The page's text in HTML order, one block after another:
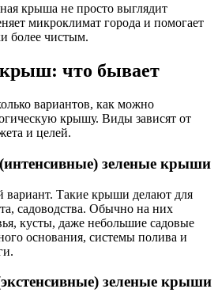
крыша не просто выглядит
микроклимат города и помогает
более чистым.
что бывает
вариантов, как можно
крышу. Виды зависят от
и целей.
зеленые крыши
Такие крыши делают для
садоводства. Обычно на них
кусты, даже небольшие садовые
основания, системы полива и
зеленые крыши